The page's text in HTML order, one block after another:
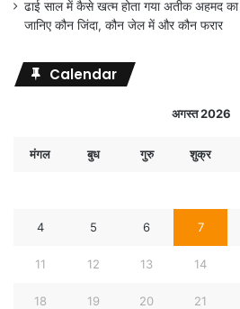
ढाई साल में कैसे खत्म होता गया अतीक अहमद
जानिए कौन जिंदा, कौन जेल में और कौन फरार
Calendar
अगस्त 2026
मंगल बुध गुरु शुक्र
4 5 6 7
11 12 13 14
18 19 20 21